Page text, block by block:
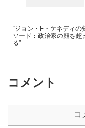
“ジョン・F・ケネディの
ソード：政治家の顔を超
る”
コメント
コ